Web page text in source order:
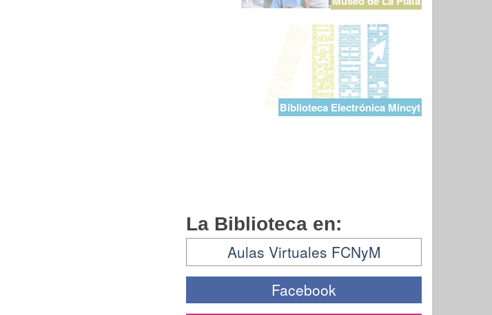
Biblioteca Electrónica Mincyt
La Biblioteca en:
Aulas Virtuales FCNyM
Facebook